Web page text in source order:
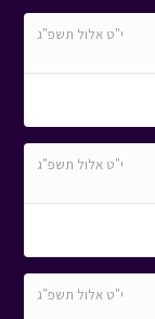
י"ט אלול תשפ"ג
י"ט אלול תשפ"ג
י"ט אלול תשפ"ג